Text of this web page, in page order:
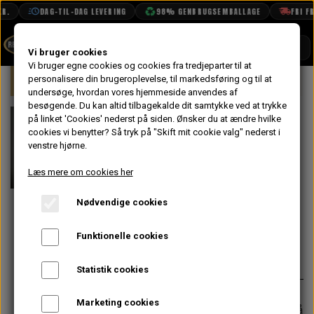
DAG-TIL-DAG LEVERING 98% GENBRUGSEMBALLAGE FRI
BOOK TID
PROJEKTER
TEKNISK DATA
VANDPOLERING
Forside Mini Kølersystem, Varme, Vand & Olie
På lager
Kølerslange
med HIF38
Karburator
396,00 kr.
Forventet leveringstid:
Varen er på
Vi bruger cookies
Vi bruger egne cookies og cookies fra tredjeparter til at
personalisere din brugeroplevelse, til markedsføring og til at
undersøge, hvordan vores hjemmeside anvendes af
besøgende. Du kan altid tilbagekalde dit samtykke ved at trykke
på linket 'Cookies' nederst på siden. Ønsker du at ændre hvilke
cookies vi benytter? Så tryk på "Skift mit cookie valg" nederst i
venstre hjørne.
Læs mere om cookies her
Nødvendige cookies
Funktionelle cookies
Statistik cookies
Marketing cookies